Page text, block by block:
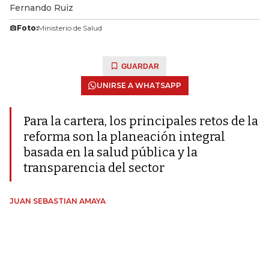
Fernando Ruiz
Foto:Ministerio de Salud
GUARDAR
UNIRSE A WHATSAPP
Para la cartera, los principales retos de la
reforma son la planeación integral
basada en la salud pública y la
transparencia del sector
JUAN SEBASTIAN AMAYA